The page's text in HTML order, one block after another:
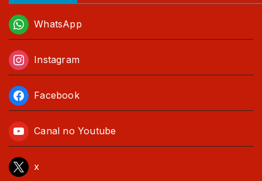
WhatsApp
Instagram
Facebook
Canal no Youtube
x